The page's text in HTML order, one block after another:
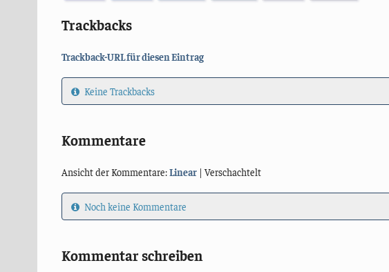
Trackbacks
Trackback-URL für diesen Eintrag
Keine Trackbacks
Kommentare
Ansicht der Kommentare:Linear| Verschachtelt
Noch keine Kommentare
Kommentar schreiben